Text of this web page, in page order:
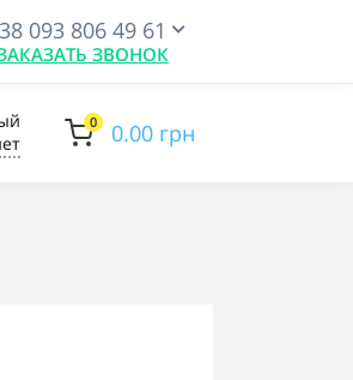
093 806 49 61
ЗВОНОК
0 0.00 грн